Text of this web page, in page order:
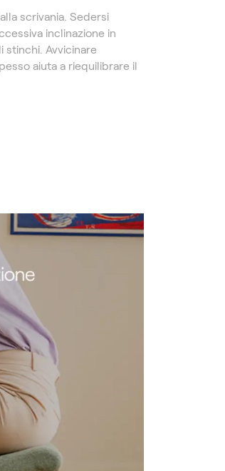
scrivania. Sedersi
inclinazione in
stinchi. Avvicinare
aiuta a riequilibrare il